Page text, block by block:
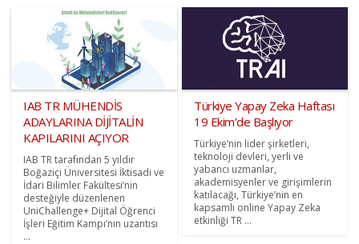
IAB TR MÜHENDİS
ADAYLARINA DİJİTALİN
KAPILARINI AÇIYOR
IAB TR tarafından 5 yıldır
Boğaziçi Üniversitesi İktisadi ve
İdari Bilimler Fakültesi’nin
desteğiyle düzenlenen
UniChallenge+ Dijital Öğrenci
İşleri Eğitim Kampı’nın uzantısı
...
Türkiye Yapay Zeka Haftası
19 Ekim’de Başlıyor
Türkiye’nin lider şirketleri,
teknoloji devleri, yerli ve
yabancı uzmanlar,
akademisyenler ve girişimlerin
katılacağı, Türkiye’nin en
kapsamlı online Yapay Zeka
etkinliği TR ...